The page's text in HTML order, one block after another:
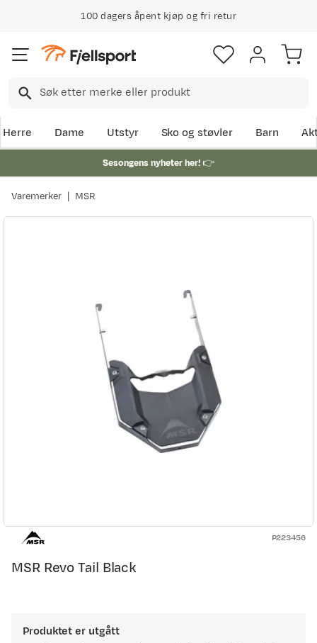
100 dagers åpent kjøp og fri retur
Herre Dame Utstyr Sko og støvler Barn
Sesongens nyheter her!👉
Varemerker MSR
P223456
MSR Revo Tail Black
Produktet er utgått